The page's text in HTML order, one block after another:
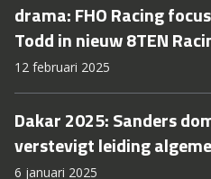
drama: FHO Racing
Todd in nieuw 8TEN
12 februari 2025
Dakar 2025: Sanders
verstevigt leiding
6 januari 2025